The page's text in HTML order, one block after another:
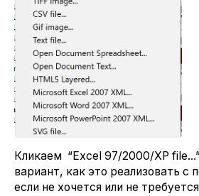
Кликаем “Excel 97/2000/XP
вариант, как это реализовать
если не хочется или не